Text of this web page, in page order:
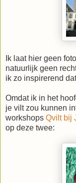
Ik laat hier geen
natuurlijk geen
ik zo inspirerend
Omdat ik in het
je vilt zou kunnen
workshops Qvilt bij
op deze twee: